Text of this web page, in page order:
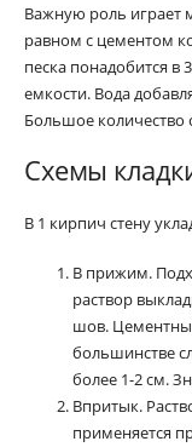
Важную роль играет
равном с цементом
песка понадобится
емкости. Вода
Большое количество
Схемы
В 1 кирпич стену
В прижим.
раствор
шов.
большинстве
более 1-2 см.
Впритык.
применяется